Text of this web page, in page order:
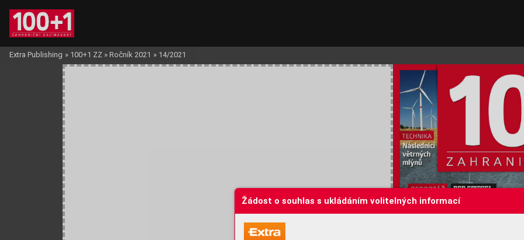
Žádost o souhlas s ukládáním volitelných informací
Extra Publishing » 100+1 ZZ » Ročník 2021 » 14/2021